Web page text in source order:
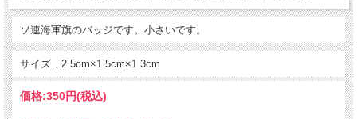
ソ連海軍旗のバッジです。小さいです。
サイズ…2.5cm×1.5cm×1.3cm
価格:350円(税込)